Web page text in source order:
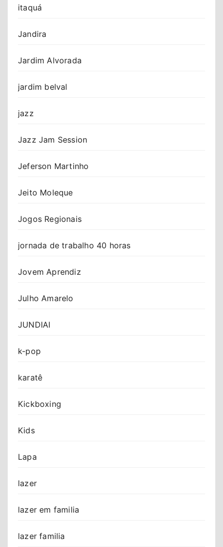
itaquá
Jandira
Jardim Alvorada
jardim belval
jazz
Jazz Jam Session
Jeferson Martinho
Jeito Moleque
Jogos Regionais
jornada de trabalho 40 horas
Jovem Aprendiz
Julho Amarelo
JUNDIAI
k-pop
karatê
Kickboxing
Kids
Lapa
lazer
lazer em familia
lazer familia